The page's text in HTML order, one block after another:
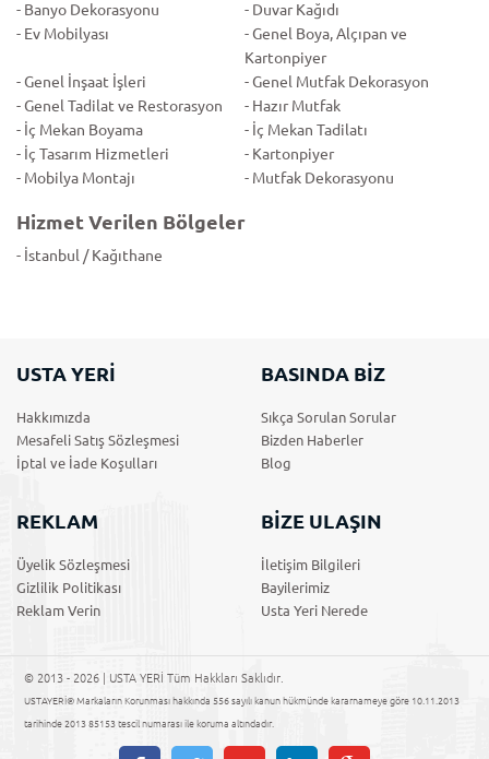
- Banyo Dekorasyonu
- Duvar Kağıdı
- Ev Mobilyası
- Genel Boya, Alçıpan ve
Kartonpiyer
- Genel İnşaat İşleri
- Genel Mutfak Dekorasyon
- Genel Tadilat ve Restorasyon
- Hazır Mutfak
- İç Mekan Boyama
- İç Mekan Tadilatı
- İç Tasarım Hizmetleri
- Kartonpiyer
- Mobilya Montajı
- Mutfak Dekorasyonu
Hizmet Verilen Bölgeler
- İstanbul / Kağıthane
USTA YERİ
Hakkımızda
Mesafeli Satış Sözleşmesi
İptal ve İade Koşulları
BASINDA BİZ
Sıkça Sorulan Sorular
Bizden Haberler
Blog
REKLAM
Üyelik Sözleşmesi
Gizlilik Politikası
Reklam Verin
BİZE ULAŞIN
İletişim Bilgileri
Bayilerimiz
Usta Yeri Nerede
© 2013 - 2026 | USTA YERİ Tüm Hakkları Saklıdır.
USTAYERİ® Markaların Korunması hakkında 556 sayılı kanun hükmünde kararnameye göre 10.11.2013
tarihinde 2013 85153 tescil numarası ile koruma altındadır.